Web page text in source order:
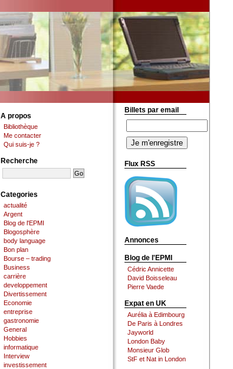
A propos
Bibliothèque
Me contacter
Qui suis-je ?
Recherche
Categories
actualité
Argent
Blog de l'EPMI
Blogosphère
body language
Bon plan
Bourse – trading
Business
carrière
developpement
Divertissement
Economie
entreprise
gastronomie
General
Hobbies
informatique
Interview
investissement
Billets par email
Flux RSS
Annonces
Blog de l'EPMI
Cédric Annicette
David Boisseleau
Pierre Vaede
Expat en UK
Aurélia à Edimbourg
De Paris à Londres
Jayworld
London Baby
Monsieur Glob
StF et Nat in London